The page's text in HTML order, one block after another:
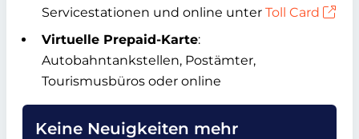
Servicestationen und online unter Toll Card
Virtuelle Prepaid-Karte:
Autobahntankstellen, Postämter,
Tourismusbüros oder online
Keine Neuigkeiten mehr